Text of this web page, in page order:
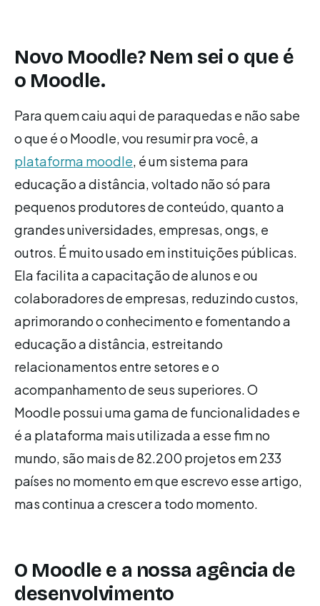
Novo Moodle? Nem sei o que é
o Moodle.
Para quem caiu aqui de paraquedas e não sabe
o que é o Moodle, vou resumir pra você, a
plataforma moodle, é um sistema para
educação a distância, voltado não só para
pequenos produtores de conteúdo, quanto a
grandes universidades, empresas, ongs, e
outros. É muito usado em instituições públicas.
Ela facilita a capacitação de alunos e ou
colaboradores de empresas, reduzindo custos,
aprimorando o conhecimento e fomentando a
educação a distância, estreitando
relacionamentos entre setores e o
acompanhamento de seus superiores. O
Moodle possui uma gama de funcionalidades e
é a plataforma mais utilizada a esse fim no
mundo, são mais de 82.200 projetos em 233
países no momento em que escrevo esse artigo,
mas continua a crescer a todo momento.
O Moodle e a nossa agência de
desenvolvimento